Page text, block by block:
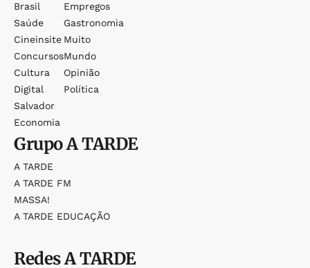
Brasil
Saúde
Cineinsite
Concursos
Cultura
Digital
Salvador
Economia
Empregos
Gastronomia
Muito
Mundo
Opinião
Política
GrupoA TARDE
A TARDE
A TARDE FM
MASSA!
A TARDE EDUCAÇÃO
RedesA TARDE